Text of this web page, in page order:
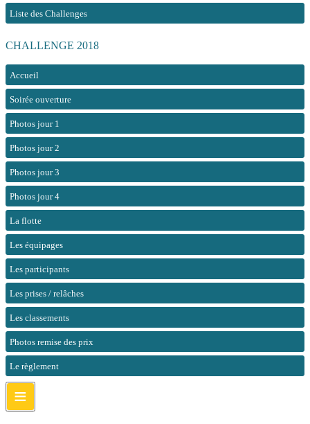
Liste des Challenges
CHALLENGE 2018
Accueil
Soirée ouverture
Photos jour 1
Photos jour 2
Photos jour 3
Photos jour 4
La flotte
Les équipages
Les participants
Les prises / relâches
Les classements
Photos remise des prix
Le règlement
≡